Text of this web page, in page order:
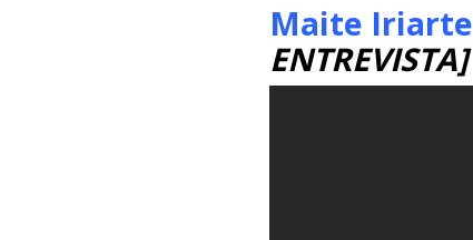
Maite Iriarte
ENTREVISTA]